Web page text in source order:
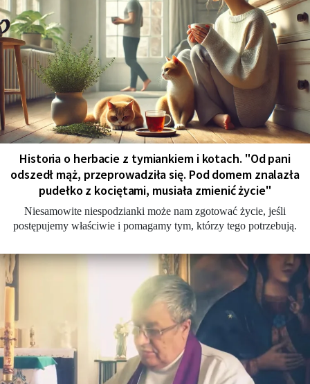
Historia o herbacie z tymiankiem i kotach. "Od pani
odszedł mąż, przeprowadziła się. Pod domem znalazła
pudełko z kociętami, musiała zmienić życie"
Niesamowite niespodzianki może nam zgotować życie, jeśli
postępujemy właściwie i pomagamy tym, którzy tego potrzebują.